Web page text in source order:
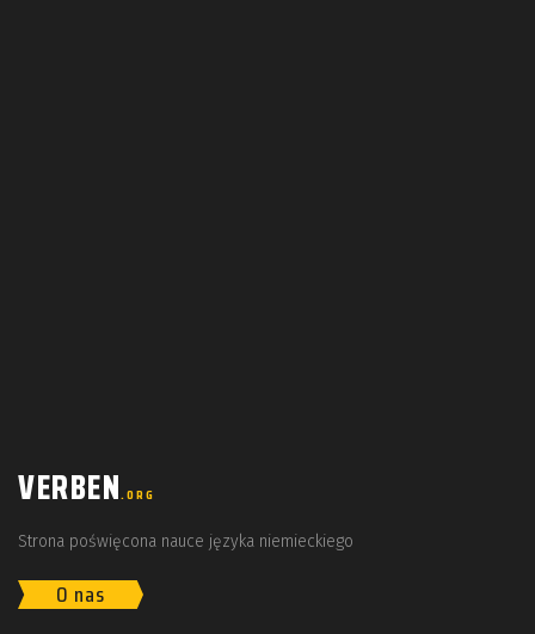
VERBEN.ORG
Strona poświęcona nauce języka niemieckiego
O nas